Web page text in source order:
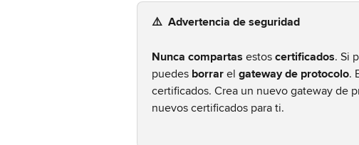
⚠️  Advertencia de seguridad
Nunca compartas estos certificados. Si
puedes borrar el gateway de protocolo.
certificados. Crea un nuevo gateway de
nuevos certificados para ti.